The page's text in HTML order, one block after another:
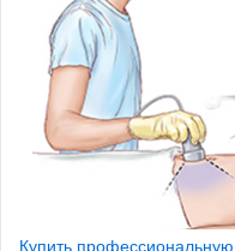
Купить